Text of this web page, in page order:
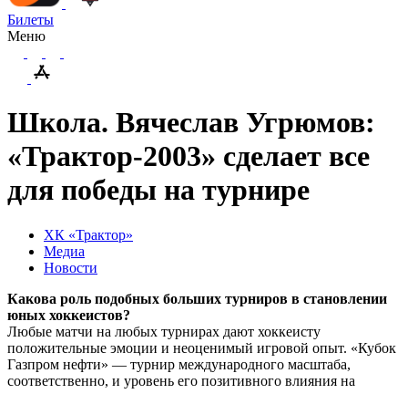
Билеты
Меню
Школа. Вячеслав Угрюмов:
«Трактор-2003» сделает все
для победы на турнире
ХК «Трактор»
Медиа
Новости
Какова роль подобных больших турниров в становлении
юных хоккеистов?
Любые матчи на любых турнирах дают хоккеисту
положительные эмоции и неоценимый игровой опыт. «Кубок
Газпром нефти» — турнир международного масштаба,
соответственно, и уровень его позитивного влияния на